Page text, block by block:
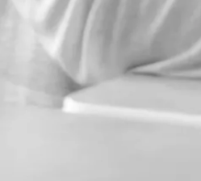
Ogawa Yoshikazu